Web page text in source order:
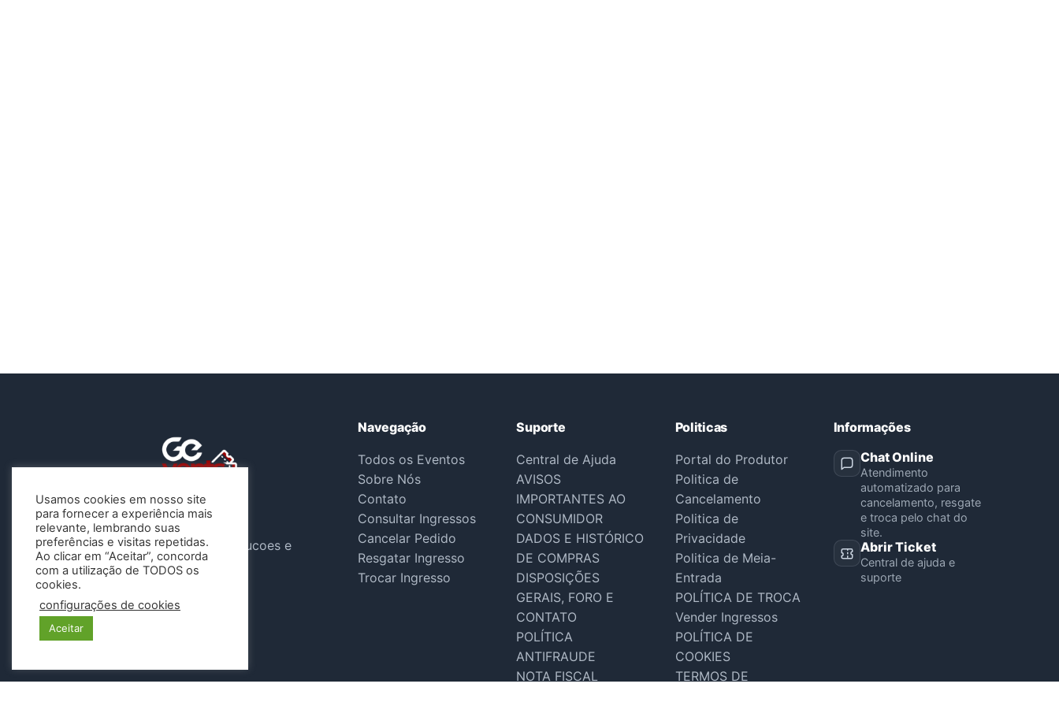
A Gevents atua sob o CNPJ
46.647.904/0001-04 , G e Solucoes e
Eventos LTDA
Siga-nos
Navegação
Todos os Eventos
Sobre Nós
Contato
Consultar Ingressos
Cancelar Pedido
Resgatar Ingresso
Trocar Ingresso
Suporte
Central de Ajuda
AVISOS
IMPORTANTES AO
CONSUMIDOR
DADOS E HISTÓRICO
DE COMPRAS
DISPOSIÇÕES
GERAIS, FORO E
CONTATO
POLÍTICA
ANTIFRAUDE
NOTA FISCAL
Politicas
Portal do Produtor
Politica de
Cancelamento
Politica de
Privacidade
Politica de Meia-
Entrada
POLÍTICA DE TROCA
Vender Ingressos
POLÍTICA DE
COOKIES
TERMOS DE
Informações
Chat Online
Atendimento
automatizado para
cancelamento, resgate
e troca pelo chat do
site.
Abrir Ticket
Central de ajuda e
suporte
Usamos cookies em nosso site
para fornecer a experiência mais
relevante, lembrando suas
preferências e visitas repetidas.
Ao clicar em “Aceitar”, concorda
com a utilização de TODOS os
cookies.
configurações de cookies
Aceitar